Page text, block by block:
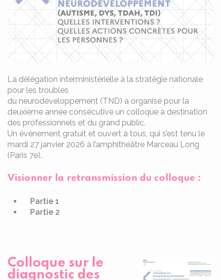
La délégation interministérielle à la stratégie nationale
pour les troubles
du neurodéveloppement (TND) a organisé pour la
deuxième année consécutive un colloque à destination
des professionnels et du grand public.
Un événement gratuit et ouvert à tous, qui s’est tenu le
mardi 27 janvier 2026 à l’amphithéâtre Marceau Long
(Paris 7e).
Visionner la retransmission du colloque :
Partie 1
Partie 2
Colloque sur le
diagnostic des